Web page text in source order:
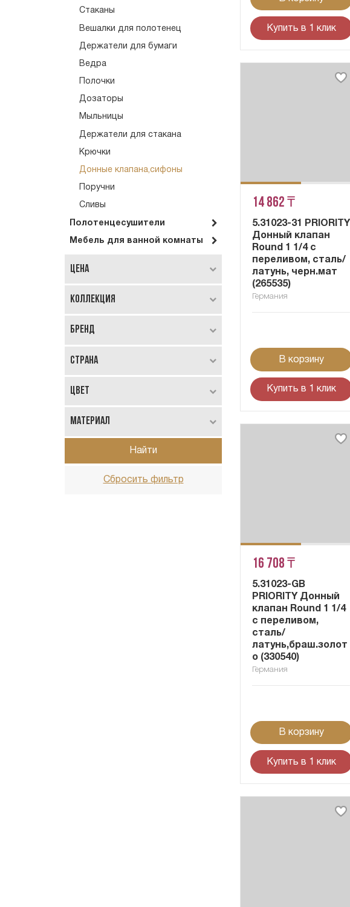
Стаканы
Вешалки для полотенец
Держатели для бумаги
Ведра
Полочки
Дозаторы
Мыльницы
Держатели для стакана
Крючки
Донные клапана,сифоны
Поручни
Сливы
Полотенцесушители
Мебель для ванной комнаты
Цена
Коллекция
Бренд
Страна
Цвет
Материал
Найти
Сбросить фильтр
Купить в 1 клик
14 862 ₸
5.31023-31 PRIORITY
Донный клапан
Round 1 1/4 с
переливом, сталь/
латунь, черн.мат
(265535)
Германия
В корзину
Купить в 1 клик
16 708 ₸
5.31023-GB
PRIORITY Донный
клапан Round 1 1/4
с переливом,
сталь/
латунь,браш.золот
о (330540)
Германия
В корзину
Купить в 1 клик